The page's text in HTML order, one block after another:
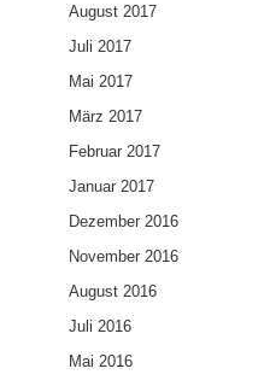
August 2017
Juli 2017
Mai 2017
März 2017
Februar 2017
Januar 2017
Dezember 2016
November 2016
August 2016
Juli 2016
Mai 2016